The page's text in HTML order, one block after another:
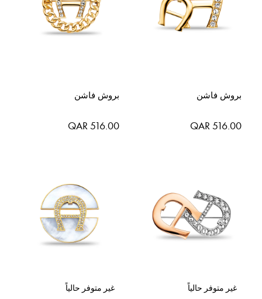
بروش فاشن
QAR 516.00
بروش فاشن
QAR 516.00
غير متوفر حالياً غير متوفر حالياً